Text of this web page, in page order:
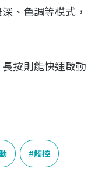
、色調等模式，
按則能快速啟動
觸控